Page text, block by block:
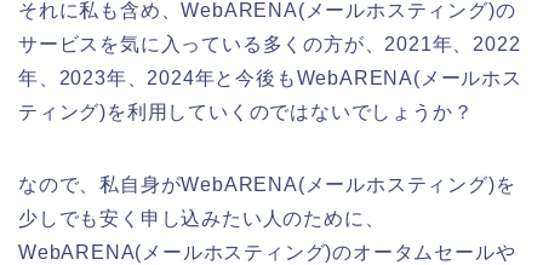
それに私も含め、WebARENA(メールホスティング)の
サービスを気に入っている多くの方が、2021年、2022
年、2023年、2024年と今後もWebARENA(メールホス
ティング)を利用していくのではないでしょうか？
なので、私自身がWebARENA(メールホスティング)を
少しでも安く申し込みたい人のために、
WebARENA(メールホスティング)のオータムセールや